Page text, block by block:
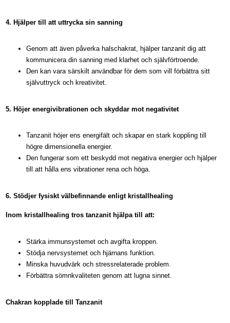
4. Hjälper till att uttrycka sin sanning
Genom att även påverka halschakrat, hjälper tanzanit dig att
kommunicera din sanning med klarhet och självförtroende.
Den kan vara särskilt användbar för dem som vill förbättra sitt
självuttryck och kreativitet.
5. Höjer energivibrationen och skyddar mot negativitet
Tanzanit höjer ens energifält och skapar en stark koppling till
högre dimensionella energier.
Den fungerar som ett beskydd mot negativa energier och hjälper
till att hålla ens vibrationer rena och höga.
6. Stödjer fysiskt välbefinnande enligt kristallhealing
Inom kristallhealing tros tanzanit hjälpa till att:
Stärka immunsystemet och avgifta kroppen.
Stödja nervsystemet och hjärnans funktion.
Minska huvudvärk och stressrelaterade problem.
Förbättra sömnkvaliteten genom att lugna sinnet.
Chakran kopplade till Tanzanit